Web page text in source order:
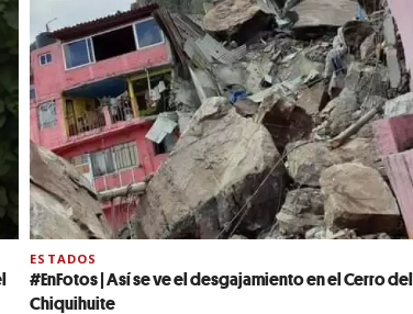
ESTADOS
#EnFotos | Así se ve el desgajamiento en el Cerro del
Chiquihuite